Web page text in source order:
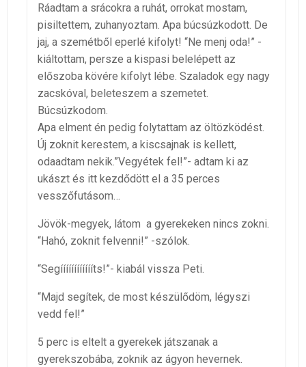
Ráadtam a srácokra a ruhát, orrokat mostam,
pisiltettem, zuhanyoztam. Apa búcsúzkodott. De
jaj, a szemétből eperlé kifolyt! “Ne menj oda!” -
kiáltottam, persze a kispasi belelépett az
előszoba kövére kifolyt lébe. Szaladok egy nagy
zacskóval, beleteszem a szemetet.
Búcsúzkodom.
Apa elment én pedig folytattam az öltözködést.
Új zoknit kerestem, a kiscsajnak is kellett,
odaadtam nekik.”Vegyétek fel!”- adtam ki az
ukászt és itt kezdődött el a 35 perces
vesszőfutásom…
Jövök-megyek, látom a gyerekeken nincs zokni.
“Hahó, zoknit felvenni!” -szólok.
“Segííííííííííííts!”- kiabál vissza Peti.
“Majd segítek, de most készülődöm, légyszi
vedd fel!”
5 perc is eltelt a gyerekek játszanak a
gyerekszobába, zoknik az ágyon hevernek.